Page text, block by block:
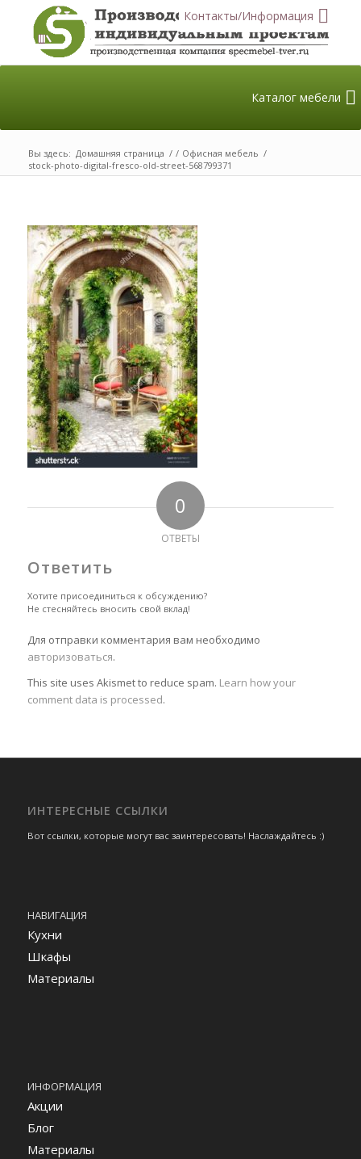
Контакты/Информация
Каталог мебели
Вы здесь: Домашняя страница / / Офисная мебель /
stock-photo-digital-fresco-old-street-568799371
0
ОТВЕТЫ
Ответить
Хотите присоединиться к обсуждению?
Не стесняйтесь вносить свой вклад!
Для отправки комментария вам необходимо
авторизоваться.
This site uses Akismet to reduce spam. Learn how your
comment data is processed.
ИНТЕРЕСНЫЕ ССЫЛКИ
Вот ссылки, которые могут вас заинтересовать! Наслаждайтесь :)
НАВИГАЦИЯ
Кухни
Шкафы
Материалы
ИНФОРМАЦИЯ
Акции
Блог
Материалы